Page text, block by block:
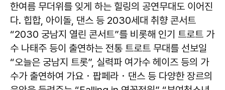
한여름 무더위를 잊게 하는 힐링의 공연무대도 이어진
다. 힙합, 아이돌, 댄스 등 2030세대 취향 콘서트
“2030 궁남지 열린 콘서트”를 비롯해 인기 트로트 가
수 나태주 등이 출연하는 전통 트로트 무대를 선보일
“오늘은 궁남지 트롯”, 실력파 여가수 헤이즈 등의 가
수가 출연하여 가요・팝페라・댄스 등 다양한 장르의